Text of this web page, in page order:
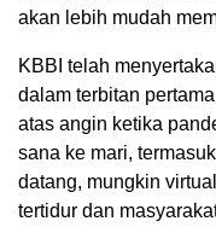
akan lebih mudah
KBBI telah
dalam terbitan
atas angin ketika
sana ke mari,
datang, mungkin
tertidur dan